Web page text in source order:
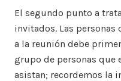
El segundo punto a
invitados. Las
a la reunión debe
grupo de personas que
asistan; recordemos la